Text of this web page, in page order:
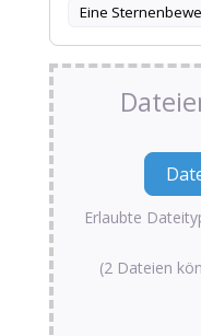
Eine
Erlaubte
(2 Dateien